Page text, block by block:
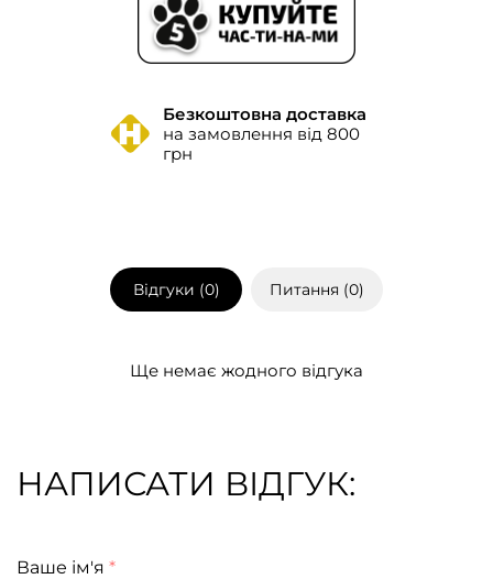
Безкоштовна доставка
на замовлення від 800
грн
Відгуки (0) Питання (0)
Ще немає жодного відгука
НАПИСАТИ ВІДГУК:
Ваше ім'я *